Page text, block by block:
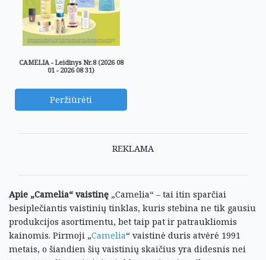
CAMELIA - Leidinys Nr.8 (2026 08
01 - 2026 08 31)
Peržiūrėti
REKLAMA
Apie „Camelia“ vaistinę „Camelia“ – tai itin sparčiai
besiplečiantis vaistinių tinklas, kuris stebina ne tik gausiu
produkcijos asortimentu, bet taip pat ir patraukliomis
kainomis. Pirmoji „Camelia“ vaistinė duris atvėrė 1991
metais, o šiandien šių vaistinių skaičius yra didesnis nei